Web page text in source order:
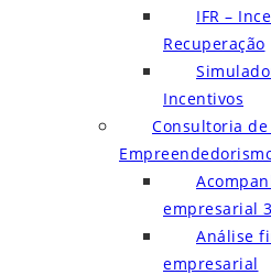
IFR –
Recuperação
Incentivos
Consultoria de
empresarial
Análise
empresarial